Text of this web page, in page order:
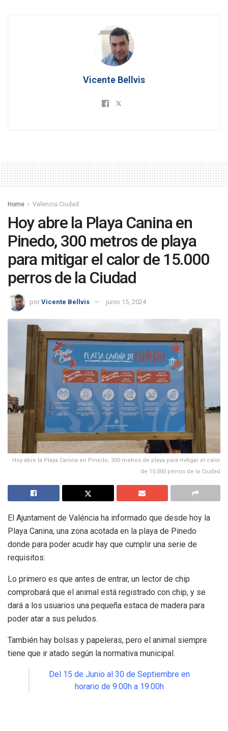
Vicente Bellvis
Home Valencia Ciudad
Hoy abre la Playa Canina en
Pinedo, 300 metros de playa
para mitigar el calor de 15.000
perros de la Ciudad
por Vicente Bellvis junio 15, 2024
Hoy abre la Playa Canina en Pinedo, 300 metros de playa para mitigar el calor
de 15.000 perros de la Ciudad
El Ajuntament de Valéncia ha informado que desde hoy la
Playa Canina, una zona acotada en la playa de Pinedo
donde para poder acudir hay que cumplir una serie de
requisitos:
Lo primero es que antes de entrar, un lector de chip
comprobará que el animal está registrado con chip, y se
dará a los usuarios una pequeña estaca de madera para
poder atar a sus peludos.
También hay bolsas y papeleras, pero el animal siempre
tiene que ir atado según la normativa municipal.
Del 15 de Junio al 30 de Septiembre en
horario de 9:00h a 19:00h